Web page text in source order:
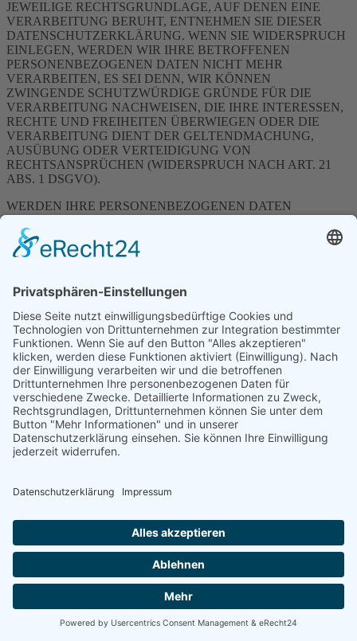
JEWEILIGE RECHTSGRUNDLAGE, AUF DENEN EINE
VERARBEITUNG BERUHT, ENTNEHMEN SIE DIESER
DATENSCHUTZERKLÄRUNG. WENN SIE WIDERSPRUCH
EINLEGEN, WERDEN WIR IHRE BETROFFENEN
PERSONENBEZOGENEN DATEN NICHT MEHR
VERARBEITEN, ES SEI DENN, WIR KÖNNEN
ZWINGENDE SCHUTZWÜRDIGE GRÜNDE FÜR DIE
VERARBEITUNG NACHWEISEN, DIE IHRE INTERESSEN,
RECHTE UND FREIHEITEN ÜBERWIEGEN ODER DIE
VERARBEITUNG DIENT DER GELTENDMACHUNG,
AUSÜBUNG ODER VERTEIDIGUNG VON
RECHTSANSPRÜCHEN (WIDERSPRUCH NACH ART. 21
ABS. 1 DSGVO).
WERDEN IHRE PERSONENBEZOGENEN DATEN
SO HABEN SIE DAS RECHT, JEDERZEIT WIDERSPRUCH
GEGEN DIE VERARBEITUNG SIE BETREFFENDER
FÜR DAS PROFILING, SOWEIT ES MIT SOLCHER
WIDERSPRECHEN, WERDEN IHRE
PERSONENBEZOGENEN DATEN ANSCHLIESSEND NICHT
MEHR ZUM ZWECKE DER DIREKTWERBUNG
VERWENDET (WIDERSPRUCH NACH ART. 21 ABS. 2
DSGVO).
Beschwerde­recht bei der zuständigen Aufsichts­behörde
Im Falle von Verstößen gegen die DSGVO steht den Betroffenen
ein Beschwerderecht bei einer Aufsichtsbehörde, insbesondere in
dem Mitgliedstaat ihres gewöhnlichen Aufenthalts, ihres
Beschwerderecht besteht unbeschadet anderweitiger
Recht auf Daten­übertrag­barkeit
Sie haben das Recht, Daten, die wir auf Grundlage Ihrer
Einwilligung oder in Erfüllung eines Vertrags automatisiert
verarbeiten, an sich oder an einen Dritten in einem gängigen,
maschinenlesbaren Format aushändigen zu lassen. Sofern Sie die
verlangen, erfolgt dies nur, soweit es technisch machbar ist.